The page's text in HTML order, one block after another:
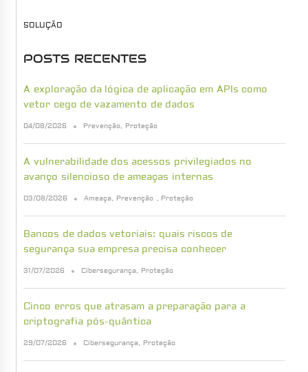
SOLUÇÃO
POSTS RECENTES
A exploração da lógica de aplicação em APIs como
vetor cego de vazamento de dados
04/08/2026 Prevenção, Proteção
A vulnerabilidade dos acessos privilegiados no
avanço silencioso de ameaças internas
03/08/2026 Ameaça, Prevenção , Proteção
Bancos de dados vetoriais: quais riscos de
segurança sua empresa precisa conhecer
31/07/2026 Cibersegurança, Proteção
Cinco erros que atrasam a preparação para a
criptografia pós-quântica
29/07/2026 Cibersegurança, Proteção